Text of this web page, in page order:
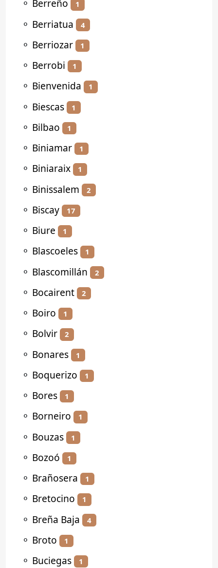
⚬ Berreño 1
⚬ Berriatua 4
⚬ Berriozar 1
⚬ Berrobi 1
⚬ Bienvenida 1
⚬ Biescas 1
⚬ Bilbao 1
⚬ Biniamar 1
⚬ Biniaraix 1
⚬ Binissalem 2
⚬ Biscay 17
⚬ Biure 1
⚬ Blascoeles 1
⚬ Blascomillán 2
⚬ Bocairent 2
⚬ Boiro 1
⚬ Bolvir 2
⚬ Bonares 1
⚬ Boquerizo 1
⚬ Bores 1
⚬ Borneiro 1
⚬ Bouzas 1
⚬ Bozoó 1
⚬ Brañosera 1
⚬ Bretocino 1
⚬ Breña Baja 4
⚬ Broto 1
⚬ Buciegas 1